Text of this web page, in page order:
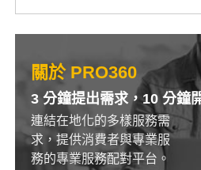
關於 PRO360
3 分鐘提出需求，10 分鐘
連結在地化的多樣服務需
求，提供消費者與專業服
務的專業服務配對平台。